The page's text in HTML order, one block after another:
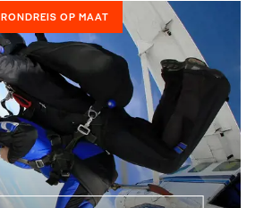
RONDREIS OP MAAT